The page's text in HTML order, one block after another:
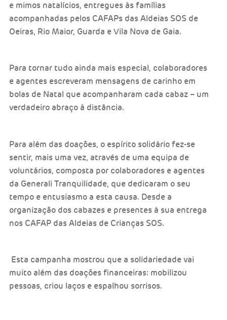
e mimos natalícios, entregues às famílias
acompanhadas pelos CAFAPs das Aldeias SOS de
Oeiras, Rio Maior, Guarda e Vila Nova de Gaia.
Para tornar tudo ainda mais especial, colaboradores
e agentes escreveram mensagens de carinho em
bolas de Natal que acompanharam cada cabaz – um
verdadeiro abraço à distância.
Para além das doações, o espírito solidário fez-se
sentir, mais uma vez, através de uma equipa de
voluntários, composta por colaboradores e agentes
da Generali Tranquilidade, que dedicaram o seu
tempo e entusiasmo a esta causa. Desde a
organização dos cabazes e presentes à sua entrega
nos CAFAP das Aldeias de Crianças SOS.
Esta campanha mostrou que a solidariedade vai
muito além das doações financeiras: mobilizou
pessoas, criou laços e espalhou sorrisos.